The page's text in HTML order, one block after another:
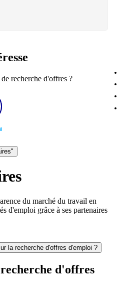
recherche d'offres ?
du marché du travail en
d'emploi grâce à ses partenaires
la recherche d'offres d'emploi ?
d'offres